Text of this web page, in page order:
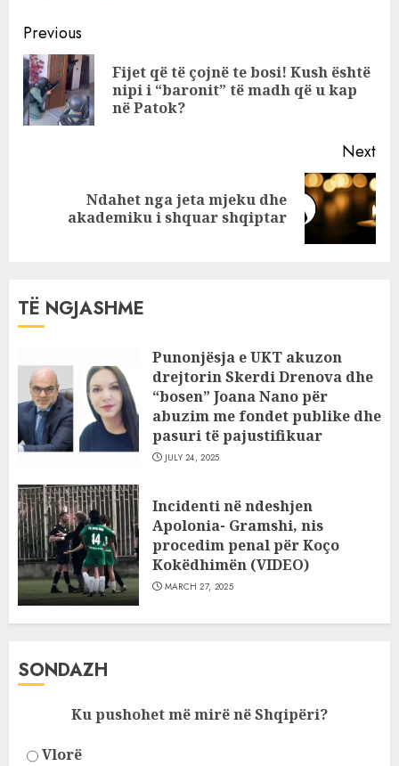
Licit, por kur e pa
që vdiq….! A
ishte Ibrahim Lici
personazhi që u
shfaq në VIDEO?
Continue
Reading
Previous
Fijet që të çojnë te bosi! Kush është
nipi i “baronit” të madh që u kap
në Patok?
Next
Ndahet nga jeta mjeku dhe
akademiku i shquar shqiptar
TË NGJASHME
Punonjësja e UKT akuzon
drejtorin Skerdi Drenova dhe
“bosen” Joana Nano për
abuzim me fondet publike dhe
pasuri të pajustifikuar
JULY 24, 2025
Incidenti në ndeshjen
Apolonia- Gramshi, nis
procedim penal për Koço
Kokëdhimën (VIDEO)
MARCH 27, 2025
SONDAZH
Ku pushohet më mirë në Shqipëri?
Vlorë